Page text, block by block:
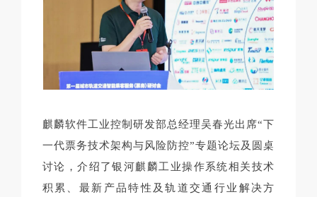
麒麟软件工业控制研发部总经理吴春光出席“下
一代票务技术架构与风险防控”专题论坛及圆桌
讨论，介绍了银河麒麟工业操作系统相关技术
积累、最新产品特性及轨道交通行业解决方